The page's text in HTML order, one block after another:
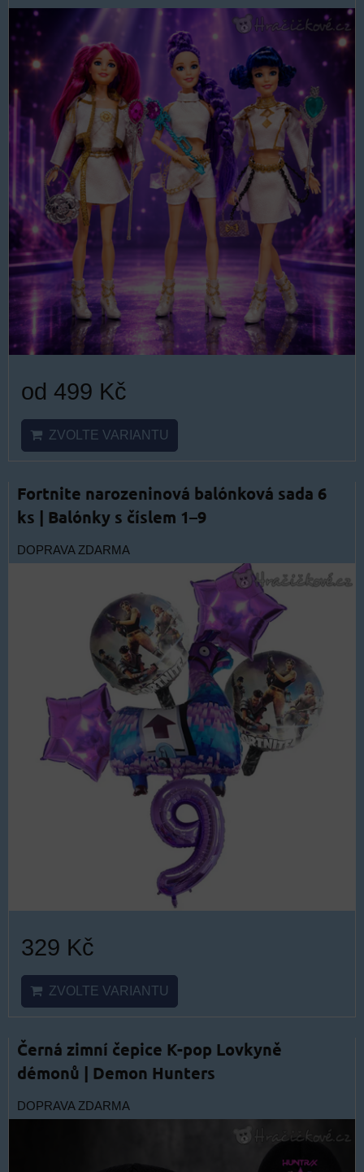
od 499 Kč
ZVOLTE VARIANTU
Fortnite narozeninová balónková sada 6
ks | Balónky s číslem 1–9
DOPRAVA ZDARMA
329 Kč
ZVOLTE VARIANTU
Černá zimní čepice K-pop Lovkyně
démonů | Demon Hunters
DOPRAVA ZDARMA